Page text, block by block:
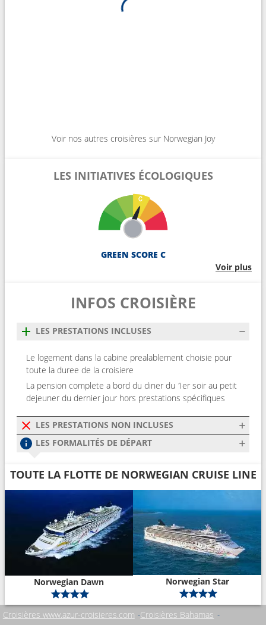
Voir nos autres croisières sur Norwegian Joy
LES INITIATIVES ÉCOLOGIQUES
GREEN SCORE C
Voir plus
INFOS CROISIÈRE
LES PRESTATIONS INCLUSES
Le logement dans la cabine prealablement choisie pour
toute la duree de la croisiere
La pension complete a bord du diner du 1er soir au petit
dejeuner du dernier jour hors prestations spécifiques
LES PRESTATIONS NON INCLUSES
LES FORMALITÉS DE DÉPART
TOUTE LA FLOTTE DE NORWEGIAN CRUISE LINE
Norwegian Dawn Norwegian Star
Croisières www.azur-croisieres.com Croisières Bahamas